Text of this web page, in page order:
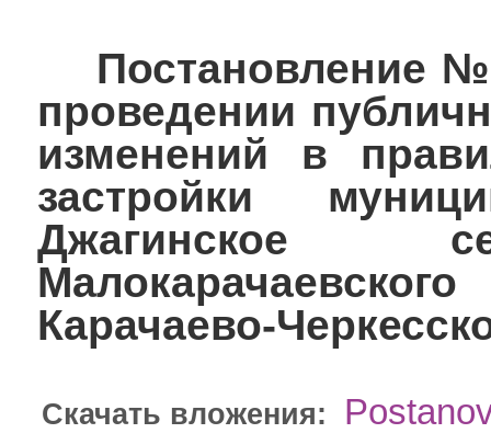
Постановление
проведении
изменений в
застройки
Джагинское
Карачаево-
Скачать вложения: